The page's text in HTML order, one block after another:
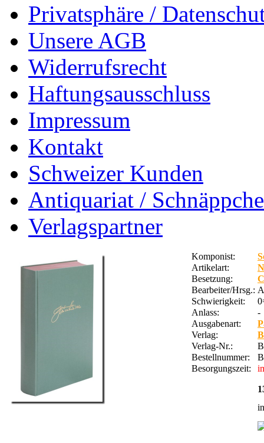
Privatsphäre /
Unsere AGB
Widerrufsrecht
Haftungsausschluss
Impressum
Kontakt
Schweizer Kunden
Antiquariat /
Verlagspartner
Komponist:
Artikelart:
Besetzung:
Bearbeiter/Hrsg.:
Schwierigkeit:
Anlass:
-
Ausgabenart:
Verlag:
Verlag-Nr.:
Bestellnummer:
Besorgungszeit: